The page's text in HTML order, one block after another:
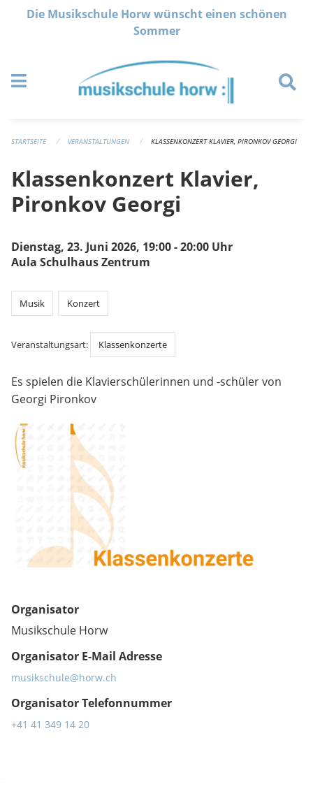
Navigation überspringen
Die Musikschule Horw wünscht einen schönen
Sommer
STARTSEITE VERANSTALTUNGEN KLASSENKONZERT KLAVIER, PIRONKOV GEORGI
Klassenkonzert Klavier,
Pironkov Georgi
Dienstag, 23. Juni 2026, 19:00 - 20:00 Uhr
Aula Schulhaus Zentrum
Musik Konzert
Veranstaltungsart: Klassenkonzerte
Es spielen die Klavierschülerinnen und -schüler von
Georgi Pironkov
Organisator
Musikschule Horw
Organisator E-Mail Adresse
musikschule@horw.ch
Organisator Telefonnummer
+41 41 349 14 20